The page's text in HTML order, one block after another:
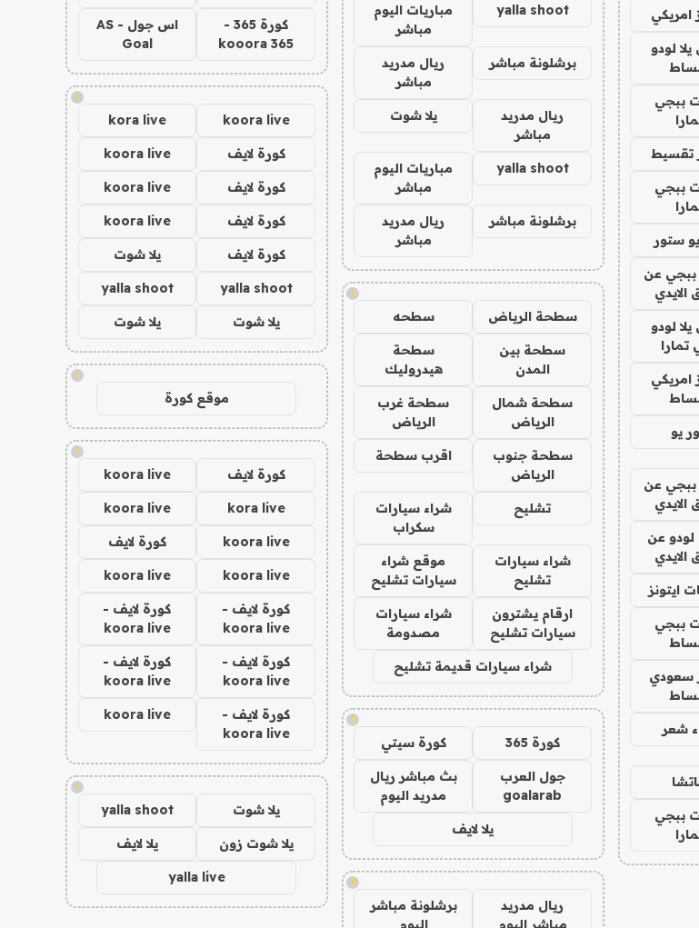
امريكي
لودو
ببجي
تقسيط
ببجي
ستور
عن
الايدي
لودو
تمارا
امريكي
يو
عن
الايدي
عن
الايدي
ايتونز
ببجي
سعودي
شعر
ببجي
yalla shoot
مباريات اليوم
مباشر
برشلونة مباشر
ريال مدريد
مباشر
ريال مدريد
مباشر
يلا شوت
yalla shoot
مباريات اليوم
مباشر
برشلونة مباشر
ريال مدريد
مباشر
!
سطحة الرياض سطحه
سطحة بين
المدن
سطحة
هيدروليك
سطحة شمال
الرياض
سطحة غرب
الرياض
سطحة جنوب
الرياض
اقرب سطحة
تشليح
شراء سيارات
سكراب
شراء سيارات
تشليح
موقع شراء
سيارات تشليح
ارقام يشترون
سيارات تشليح
شراء سيارات
مصدومة
شراء سيارات قديمة تشليح
!
كورة 365 كورة سيتي
جول العرب
goalarab
بث مباشر ريال
مدريد اليوم
يلا لايف
!
ريال مدريد
مباشر اليوم
برشلونة مباشر
اليوم
كورة 365 -
kooora 365
اس جول - AS
Goal
!
koora live
kora live
كورة لايف koora live
كورة لايف koora live
كورة لايف koora live
كورة لايف يلا شوت
yalla shoot
yalla shoot
يلا شوت يلا شوت
!
موقع كورة
!
كورة لايف koora live
kora live
koora live
koora live كورة لايف
koora live
koora live
كورة لايف -
koora live
كورة لايف -
koora live
كورة لايف -
koora live
كورة لايف -
koora live
كورة لايف -
koora live
koora live
!
يلا شوت yalla shoot
يلا شوت زون يلا لايف
yalla live